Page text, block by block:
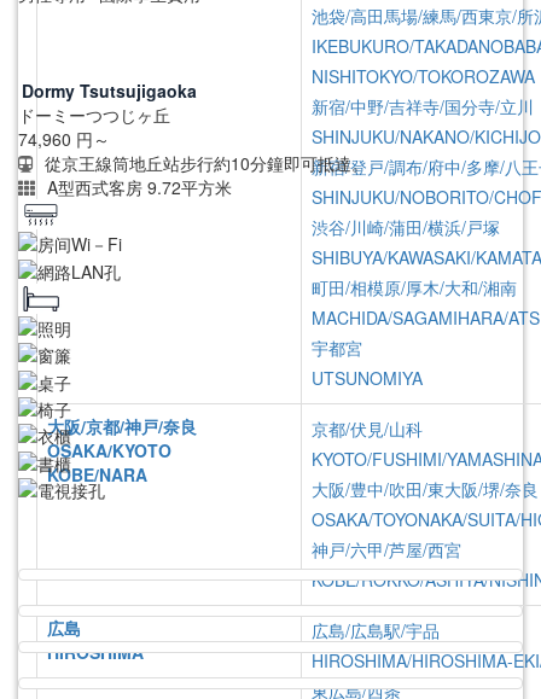
池袋/高田馬場/練馬/西東京/所
IKEBUKURO/
NISHITOKYO/TOKOROZAWA
新宿/中野/吉祥寺/国分寺/立川
SHINJUKU/NAKANO/
新宿/登戸/調布/府中/多摩/八
SHINJUKU/NOBORITO/
渋谷/川崎/蒲田/横浜/戸塚
SHIBUYA/KAWASAKI/
町田/相模原/厚木/大和/湘南
MACHIDA/SAGAMIHARA/
宇都宮
UTSUNOMIYA
大阪/京都/神戸/奈良
OSAKA/KYOTO
KOBE/NARA
京都/伏見/山科
KYOTO/FUSHIMI/
大阪/豊中/吹田/東大阪/堺/奈良
OSAKA/TOYONAKA/SUITA/
神戸/六甲/芦屋/西宮
KOBE/ROKKO/ASHIYA/
広島
HIROSHIMA
広島/広島駅/宇品
HIROSHIMA/HIROSHIMA-
東広島/西条
Dormy Tsutsujigaoka
ドーミーつつじヶ丘
74,960 円～
從京王線筒地丘站步行約10分鐘即可抵達。
A型西式客房 9.72平方米